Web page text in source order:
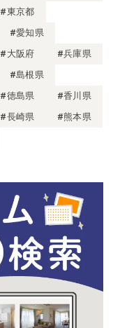
#東京都
#愛知県
#大阪府
#兵庫県
#島根県
#徳島県
#香川県
#長崎県
#熊本県